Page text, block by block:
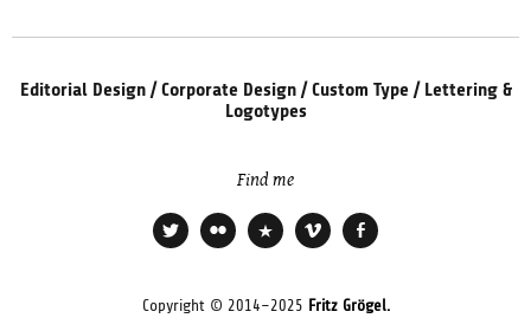
Editorial Design / Corporate Design / Custom Type / Lettering &
Logotypes
Find me
Twitter Flickr Xing Vimeo Facebook
Copyright © 2014–2025 Fritz Grögel.